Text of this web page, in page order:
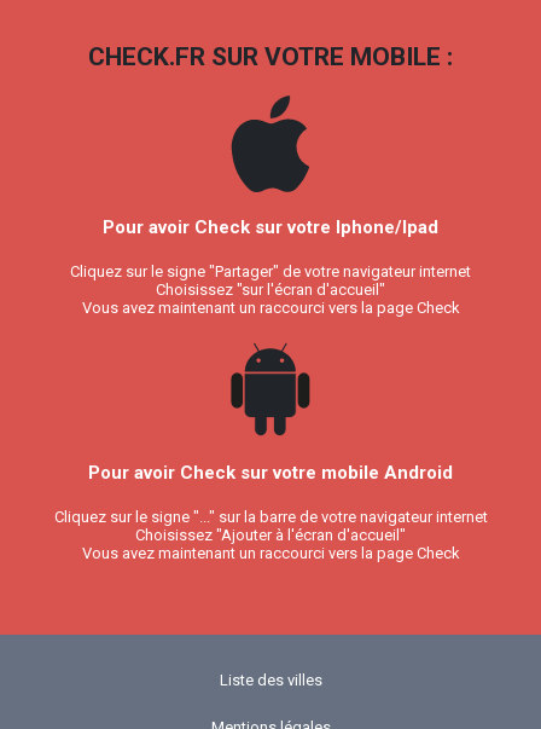
CHECK.FR SUR VOTRE MOBILE :
Pour avoir Check sur votre Iphone/Ipad
Cliquez sur le signe "Partager" de votre navigateur internet
Choisissez "sur l'écran d'accueil"
Vous avez maintenant un raccourci vers la page Check
Pour avoir Check sur votre mobile Android
Cliquez sur le signe "..." sur la barre de votre navigateur internet
Choisissez "Ajouter à l'écran d'accueil"
Vous avez maintenant un raccourci vers la page Check
Liste des villes